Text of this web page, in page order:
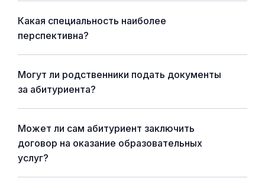
Какая специальность наиболее
перспективна?
Могут ли родственники подать документы
за абитуриента?
Может ли сам абитуриент заключить
договор на оказание образовательных
услуг?